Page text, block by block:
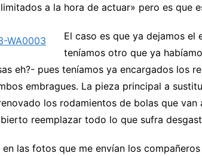
a la hora de actuar» pero es que
El caso es que ya dejamos el
teníamos otro que ya
eh?- pues teníamos ya encargados los
embragues. La pieza principal a
los rodamientos de bolas que
reemplazar todo lo que sufra
en las fotos que me envían los